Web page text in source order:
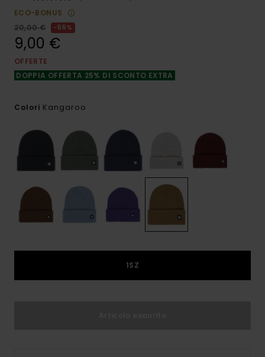
ECO-BONUS
20,00 €
55%
9,00 €
OFFERTE
DOPPIA OFFERTA 25% DI SCONTO EXTRA
Colori Kangaroo
1SZ